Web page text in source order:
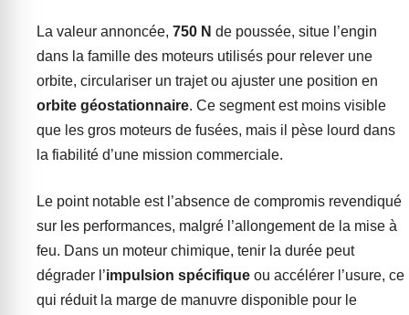
La valeur annoncée, 750 N de poussée, situe l’engin
dans la famille des moteurs utilisés pour relever une
orbite, circulariser un trajet ou ajuster une position en
orbite géostationnaire. Ce segment est moins visible
que les gros moteurs de fusées, mais il pèse lourd dans
la fiabilité d’une mission commerciale.
Le point notable est l’absence de compromis revendiqué
sur les performances, malgré l’allongement de la mise à
feu. Dans un moteur chimique, tenir la durée peut
dégrader l’impulsion spécifique ou accélérer l’usure, ce
qui réduit la marge de manuvre disponible pour le